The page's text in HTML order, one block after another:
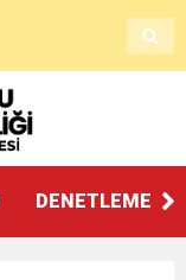
DENETLEME